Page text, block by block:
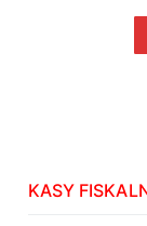
KASY